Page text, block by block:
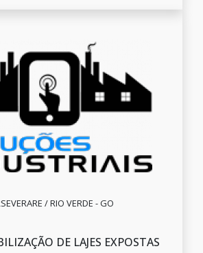
/ RIO VERDE - GO
DE LAJES EXPOSTAS